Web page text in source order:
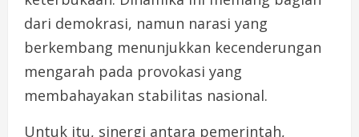
dari demokrasi, namun narasi yang
berkembang menunjukkan kecenderungan
mengarah pada provokasi yang
membahayakan stabilitas nasional.
Untuk itu, sinergi antara pemerintah,